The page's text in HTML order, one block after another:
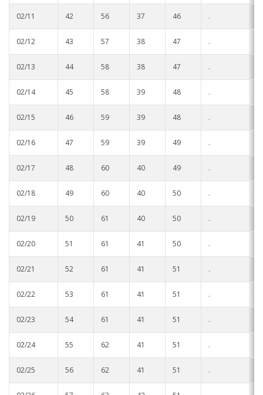
02/11 42 56 37 46 .
02/12 43 57 38 47 .
02/13 44 58 38 47 .
02/14 45 58 39 48 .
02/15 46 59 39 48 .
02/16 47 59 39 49 .
02/17 48 60 40 49 .
02/18 49 60 40 50 .
02/19 50 61 40 50 .
02/20 51 61 41 50 .
02/21 52 61 41 51 .
02/22 53 61 41 51 .
02/23 54 61 41 51 .
02/24 55 62 41 51 .
02/25 56 62 41 51 .